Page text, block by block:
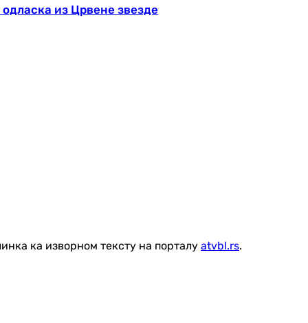
из Црвене звезде
ка изворном тексту на порталу atvbl.rs.